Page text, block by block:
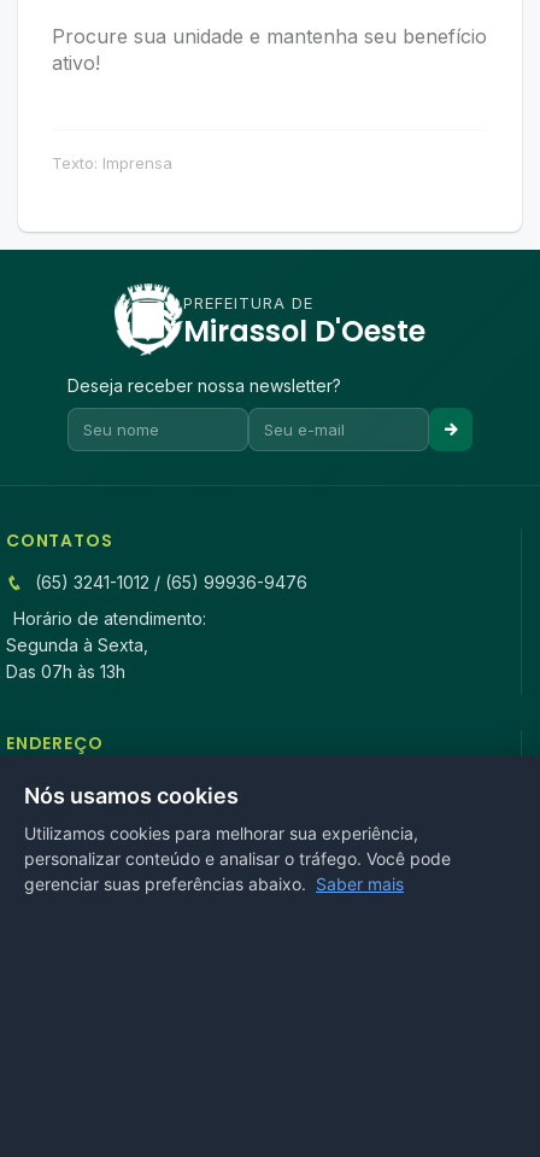
Procure sua unidade e mantenha seu benefício
ativo!
Texto: Imprensa
PREFEITURA DE
Mirassol D'Oeste
Deseja receber nossa newsletter?
CONTATOS
(65) 3241-1012 / (65) 99936-9476
Horário de atendimento:
Segunda à Sexta,
Das 07h às 13h
ENDEREÇO
Rua Antonio Tavares, n° 3310, Centro CEP: 78.280-000 -
Mirassol D’Oeste, MT
REDES SOCIAIS
Nós usamos cookies
Utilizamos cookies para melhorar sua experiência,
personalizar conteúdo e analisar o tráfego. Você pode
gerenciar suas preferências abaixo. Saber mais